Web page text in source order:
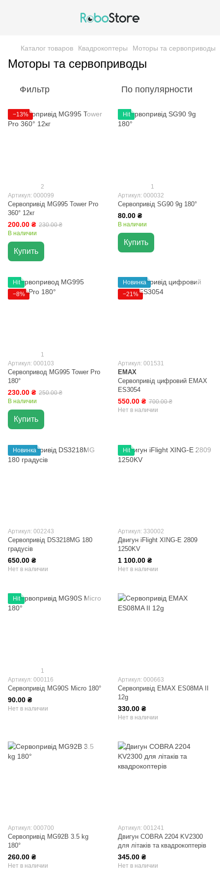
Каталог товаров Квадрокоптеры Моторы та сервоприводы
Моторы та сервоприводы
Фильтр По популярности
−13%
2
Артикул: 000099
Сервопривід MG995 Tower Pro
360° 12кг
200.00 ₴ 230.00 ₴
В наличии
Купить
Hit
1
Артикул: 000032
Сервопривід SG90 9g 180°
80.00 ₴
В наличии
Купить
Hit
−8%
1
Артикул: 000103
Сервопривод MG995 Tower Pro
180°
230.00 ₴ 250.00 ₴
В наличии
Купить
Новинка
−21%
Артикул: 001531
EMAX
Сервопривід цифровий EMAX
ES3054
550.00 ₴ 700.00 ₴
Нет в наличии
Новинка
Артикул: 002243
Сервопривід DS3218MG 180
градусів
650.00 ₴
Нет в наличии
Hit
Артикул: 330002
Двигун iFlight XING-E 2809
1250KV
1 100.00 ₴
Нет в наличии
Hit
1
Артикул: 000116
Сервопривід MG90S Micro 180°
90.00 ₴
Нет в наличии
Артикул: 000663
Сервопривід EMAX ES08MA II
12g
330.00 ₴
Нет в наличии
Артикул: 000700
Сервопривід MG92B 3.5 kg
180°
260.00 ₴
Нет в наличии
Артикул: 001241
Двигун COBRA 2204 KV2300
для літаків та квадрокоптерів
345.00 ₴
Нет в наличии